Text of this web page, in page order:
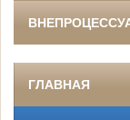
ГЛАВНАЯ